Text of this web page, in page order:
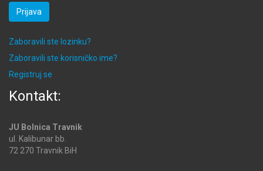
Prijava
Zaboravili ste lozinku?
Zaboravili ste korisničko ime?
Registruj se
Kontakt:
JU Bolnica Travnik
ul. Kalibunar bb.
72 270 Travnik BiH